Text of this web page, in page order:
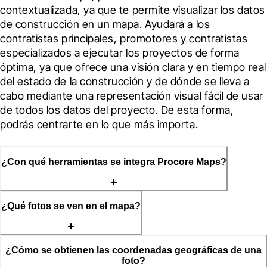
contextualizada, ya que te permite visualizar los datos
de construcción en un mapa. Ayudará a los
contratistas principales, promotores y contratistas
especializados a ejecutar los proyectos de forma
óptima, ya que ofrece una visión clara y en tiempo real
del estado de la construcción y de dónde se lleva a
cabo mediante una representación visual fácil de usar
de todos los datos del proyecto. De esta forma,
podrás centrarte en lo que más importa.
¿Con qué herramientas se integra Procore Maps?
¿Qué fotos se ven en el mapa?
¿Cómo se obtienen las coordenadas geográficas de una
foto?